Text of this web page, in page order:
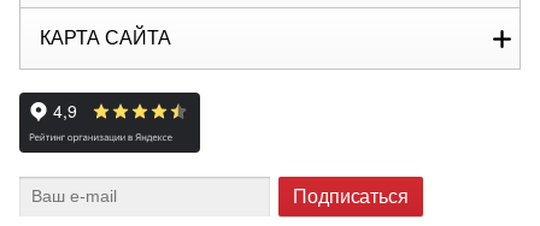
КАРТА САЙТА